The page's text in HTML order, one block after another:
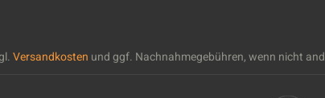
Versandkosten und ggf. Nachnahmegebühren, wenn nicht